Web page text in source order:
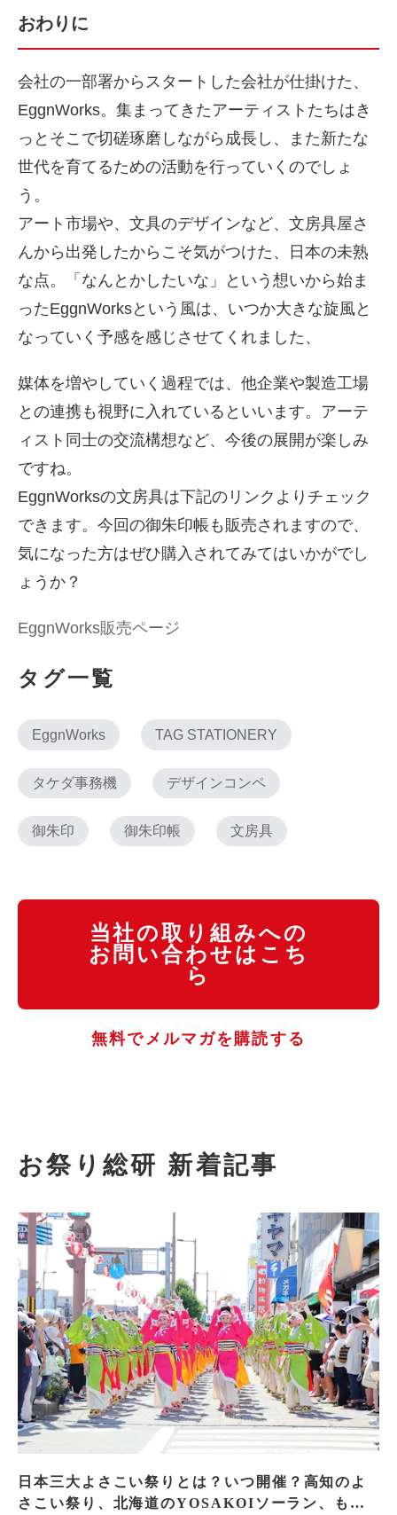
おわりに
会社の一部署からスタートした会社が仕掛けた、
EggnWorks。集まってきたアーティストたちはき
っとそこで切磋琢磨しながら成長し、また新たな
世代を育てるための活動を行っていくのでしょ
う。
アート市場や、文具のデザインなど、文房具屋さ
んから出発したからこそ気がつけた、日本の未熟
な点。「なんとかしたいな」という想いから始ま
ったEggnWorksという風は、いつか大きな旋風と
なっていく予感を感じさせてくれました、
媒体を増やしていく過程では、他企業や製造工場
との連携も視野に入れているといいます。アーテ
ィスト同士の交流構想など、今後の展開が楽しみ
ですね。
EggnWorksの文房具は下記のリンクよりチェック
できます。今回の御朱印帳も販売されますので、
気になった方はぜひ購入されてみてはいかがでし
ょうか？
EggnWorks販売ページ
タグ一覧
EggnWorks TAG STATIONERY
タケダ事務機 デザインコンペ
御朱印 御朱印帳 文房具
当社の取り組みへの
お問い合わせはこち
ら
無料でメルマガを購読する
お祭り総研 新着記事
日本三大よさこい祭りとは？いつ開催？高知のよ
さこい祭り、北海道のYOSAKOIソーラン、もう